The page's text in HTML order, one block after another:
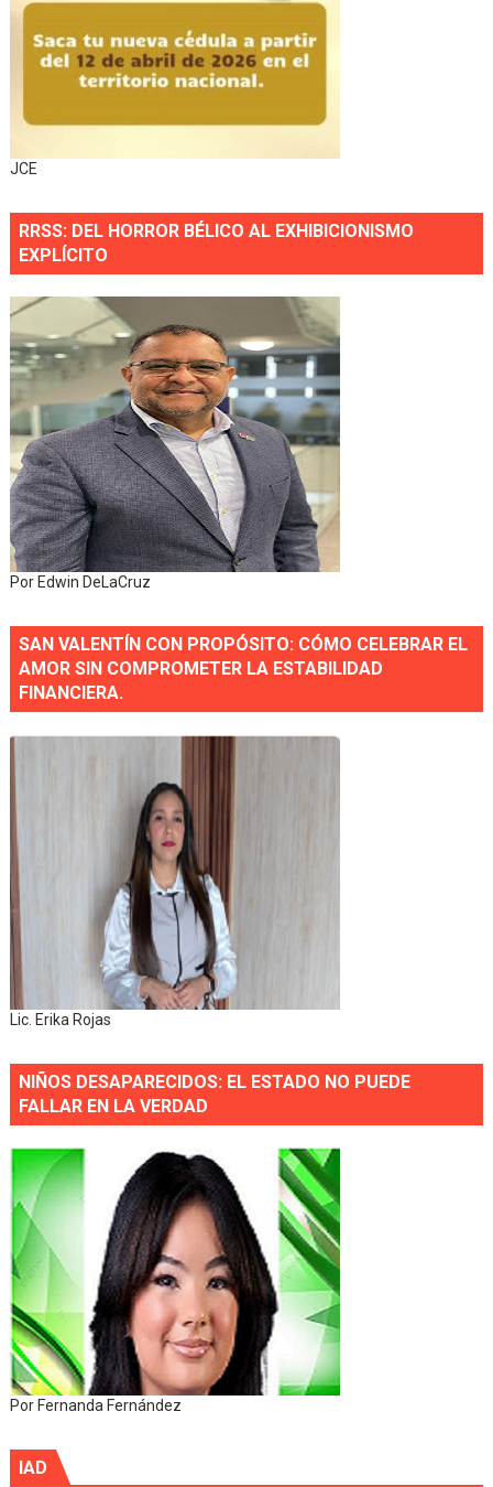
JCE
RRSS: DEL HORROR BÉLICO AL EXHIBICIONISMO
EXPLÍCITO
Por Edwin DeLaCruz
SAN VALENTÍN CON PROPÓSITO: CÓMO CELEBRAR EL
AMOR SIN COMPROMETER LA ESTABILIDAD
FINANCIERA.
Lic. Erika Rojas
NIÑOS DESAPARECIDOS: EL ESTADO NO PUEDE
FALLAR EN LA VERDAD
Por Fernanda Fernández
IAD